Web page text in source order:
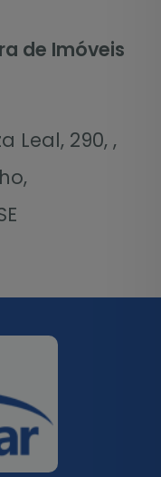
de Imóveis
Leal, 290, ,